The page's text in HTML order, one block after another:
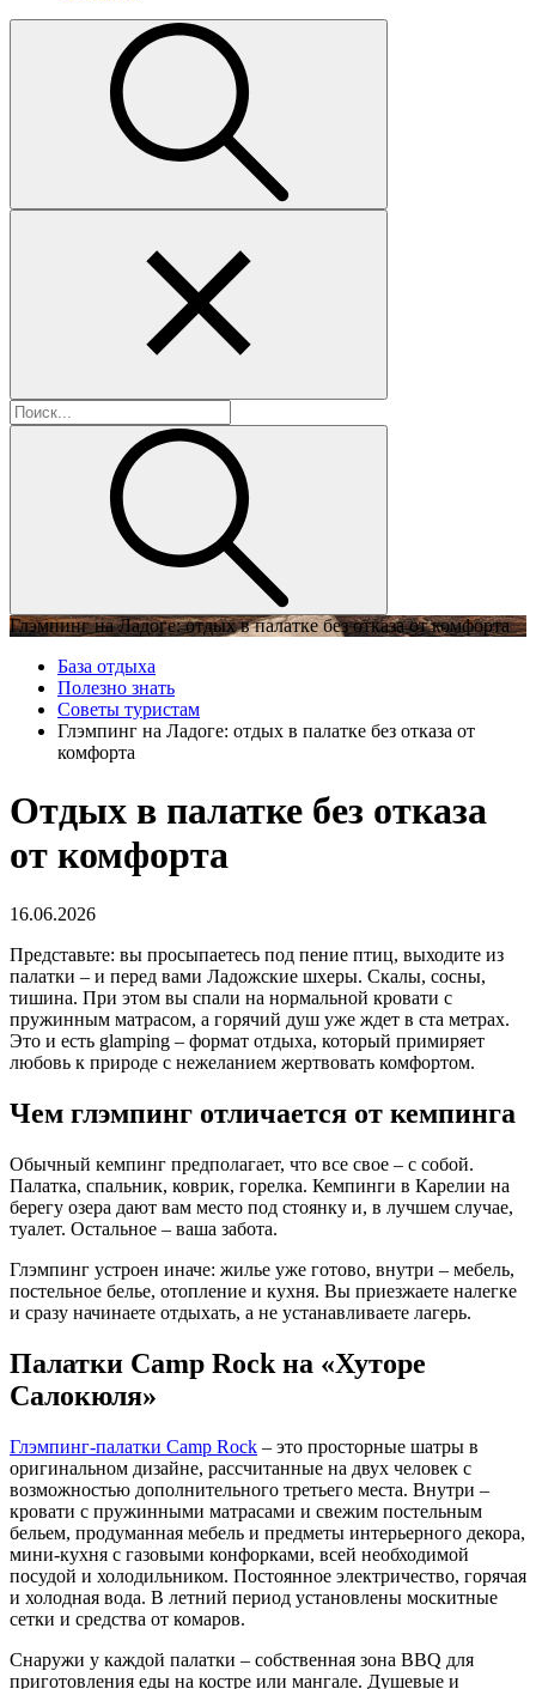
Глэмпинг на Ладоге: отдых в палатке без отказа от комфорта
База отдыха
Полезно знать
Советы туристам
Глэмпинг на Ладоге: отдых в палатке без отказа от
комфорта
Отдых в палатке без отказа
от комфорта
16.06.2026
Представьте: вы просыпаетесь под пение птиц, выходите из
палатки – и перед вами Ладожские шхеры. Скалы, сосны,
тишина. При этом вы спали на нормальной кровати с
пружинным матрасом, а горячий душ уже ждет в ста метрах.
Это и есть glamping – формат отдыха, который примиряет
любовь к природе с нежеланием жертвовать комфортом.
Чем глэмпинг отличается от кемпинга
Обычный кемпинг предполагает, что все свое – с собой.
Палатка, спальник, коврик, горелка. Кемпинги в Карелии на
берегу озера дают вам место под стоянку и, в лучшем случае,
туалет. Остальное – ваша забота.
Глэмпинг устроен иначе: жилье уже готово, внутри – мебель,
постельное белье, отопление и кухня. Вы приезжаете налегке
и сразу начинаете отдыхать, а не устанавливаете лагерь.
Палатки Camp Rock на «Хуторе
Салокюля»
Глэмпинг-палатки Camp Rock – это просторные шатры в
оригинальном дизайне, рассчитанные на двух человек с
возможностью дополнительного третьего места. Внутри –
кровати с пружинными матрасами и свежим постельным
бельем, продуманная мебель и предметы интерьерного декора,
мини-кухня с газовыми конфорками, всей необходимой
посудой и холодильником. Постоянное электричество, горячая
и холодная вода. В летний период установлены москитные
сетки и средства от комаров.
Снаружи у каждой палатки – собственная зона BBQ для
приготовления еды на костре или мангале. Душевые и